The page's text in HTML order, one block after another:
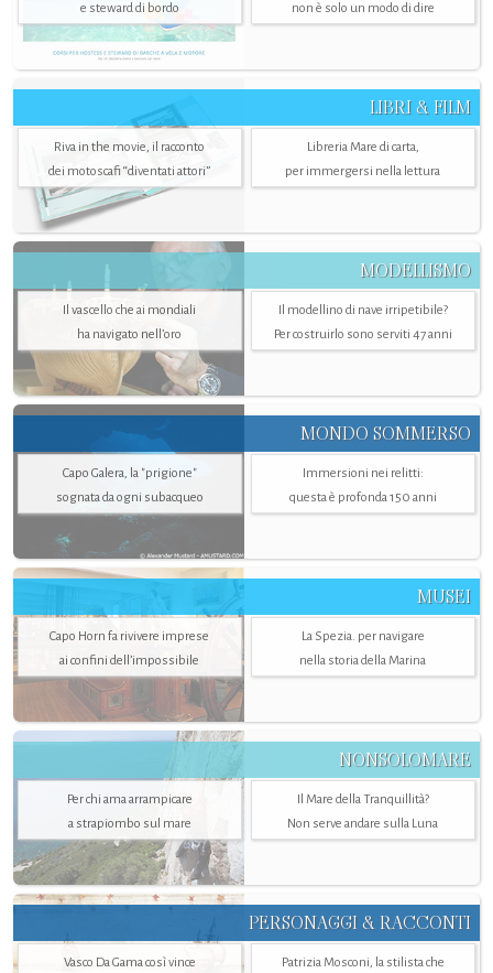
e steward di bordo
non è solo un modo di dire
LIBRI & FILM
Riva in the movie, il racconto
dei motoscafi “diventati attori”
Libreria Mare di carta,
per immergersi nella lettura
MODELLISMO
Il vascello che ai mondiali
ha navigato nell’oro
Il modellino di nave irripetibile?
Per costruirlo sono serviti 47 anni
MONDO SOMMERSO
Capo Galera, la "prigione"
sognata da ogni subacqueo
Immersioni nei relitti:
questa è profonda 150 anni
MUSEI
Capo Horn fa rivivere imprese
ai confini dell’impossibile
La Spezia. per navigare
nella storia della Marina
NONSOLOMARE
Per chi ama arrampicare
a strapiombo sul mare
Il Mare della Tranquillità?
Non serve andare sulla Luna
PERSONAGGI & RACCONTI
Vasco Da Gama così vince
Patrizia Mosconi, la stilista che